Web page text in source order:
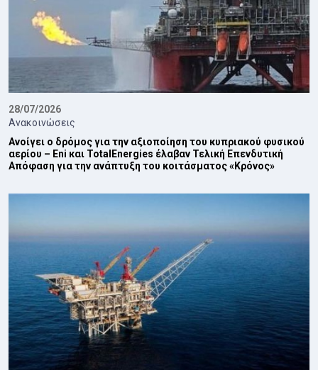
28/07/2026
Ανακοινώσεις
Ανοίγει ο δρόμος για την αξιοποίηση του κυπριακού φυσικού
αερίου – Eni και TotalEnergies έλαβαν Τελική Επενδυτική
Απόφαση για την ανάπτυξη του κοιτάσματος «Κρόνος»